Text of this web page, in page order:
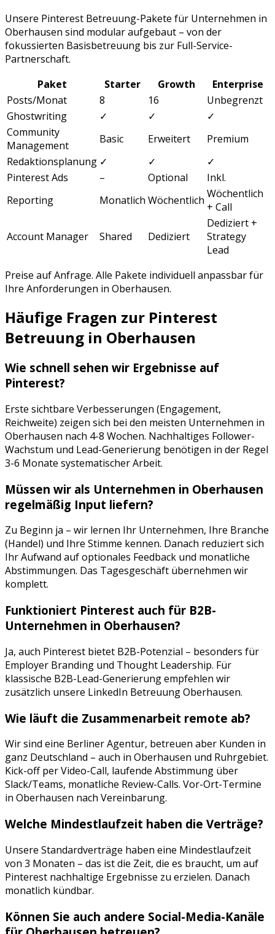
Unsere Pinterest Betreuung-Pakete für Unternehmen in
Oberhausen sind modular aufgebaut – von der
fokussierten Basisbetreuung bis zur Full-Service-
Partnerschaft.
Paket
Starter Growth
Enterprise
Posts/Monat
8 16
Unbegrenzt
Ghostwriting
✓ ✓
✓
Community
Management
Basic Erweitert
Premium
Redaktionsplanung ✓ ✓
✓
Pinterest Ads
– Optional
Inkl.
Reporting
Monatlich Wöchentlich Wöchentlich
+ Call
Account Manager Shared Dediziert
Dediziert +
Strategy
Lead
Preise auf Anfrage. Alle Pakete individuell anpassbar für
Ihre Anforderungen in Oberhausen.
Häufige Fragen zur Pinterest
Betreuung in Oberhausen
Wie schnell sehen wir Ergebnisse auf
Pinterest?
Erste sichtbare Verbesserungen (Engagement,
Reichweite) zeigen sich bei den meisten Unternehmen in
Oberhausen nach 4-8 Wochen. Nachhaltiges Follower-
Wachstum und Lead-Generierung benötigen in der Regel
3-6 Monate systematischer Arbeit.
Müssen wir als Unternehmen in Oberhausen
regelmäßig Input liefern?
Zu Beginn ja – wir lernen Ihr Unternehmen, Ihre Branche
(Handel) und Ihre Stimme kennen. Danach reduziert sich
Ihr Aufwand auf optionales Feedback und monatliche
Abstimmungen. Das Tagesgeschäft übernehmen wir
komplett.
Funktioniert Pinterest auch für B2B-
Unternehmen in Oberhausen?
Ja, auch Pinterest bietet B2B-Potenzial – besonders für
Employer Branding und Thought Leadership. Für
klassische B2B-Lead-Generierung empfehlen wir
zusätzlich unsere LinkedIn Betreuung Oberhausen.
Wie läuft die Zusammenarbeit remote ab?
Wir sind eine Berliner Agentur, betreuen aber Kunden in
ganz Deutschland – auch in Oberhausen und Ruhrgebiet.
Kick-off per Video-Call, laufende Abstimmung über
Slack/Teams, monatliche Review-Calls. Vor-Ort-Termine
in Oberhausen nach Vereinbarung.
Welche Mindestlaufzeit haben die Verträge?
Unsere Standardverträge haben eine Mindestlaufzeit
von 3 Monaten – das ist die Zeit, die es braucht, um auf
Pinterest nachhaltige Ergebnisse zu erzielen. Danach
monatlich kündbar.
Können Sie auch andere Social-Media-Kanäle